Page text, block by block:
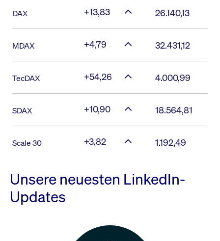
DAX +13,83 26.140,13
MDAX +4,79 32.431,12
TecDAX +54,26 4.000,99
SDAX +10,90 18.564,81
Scale 30 +3,82 1.192,49
Unsere neuesten LinkedIn-
Updates